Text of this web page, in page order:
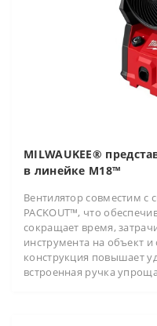
MILWAUKEE®
в линейке M18™
Вентилятор совместим с
PACKOUT™, что
сокращает время,
инструмента на объект
конструкция повышает
встроенная ручка